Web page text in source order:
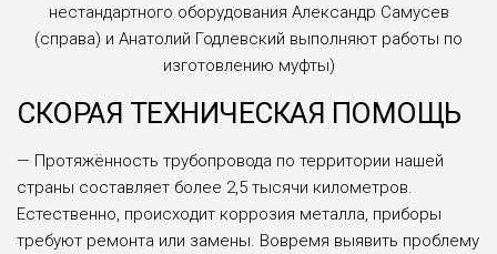
нестандартного оборудования Александр Самусев
(справа) и Анатолий Годлевский выполняют работы по
изготовлению муфты)
СКОРАЯ ТЕХНИЧЕСКАЯ ПОМОЩЬ
— Протяжённость трубопро­вода по территории нашей
страны составляет более 2,5 тысячи кило­метров.
Естественно, происхо­дит коррозия металла, приборы
требуют ремонта или замены. Вовремя выявить проблему